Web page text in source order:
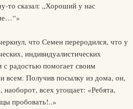
то сказал: „Хороший у нас
что Семен переродился, что у
индивидуалистических
с радостью помогает своим
всем. Получив посылку из дома, он,
наоборот, всех угощает: «Ребята,
пробовать!..»